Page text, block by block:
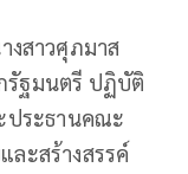
งสาวศุภมาส
รัฐมนตรี ปฏิบัติ
ประธานคณะ
ะสร้างสรรค์